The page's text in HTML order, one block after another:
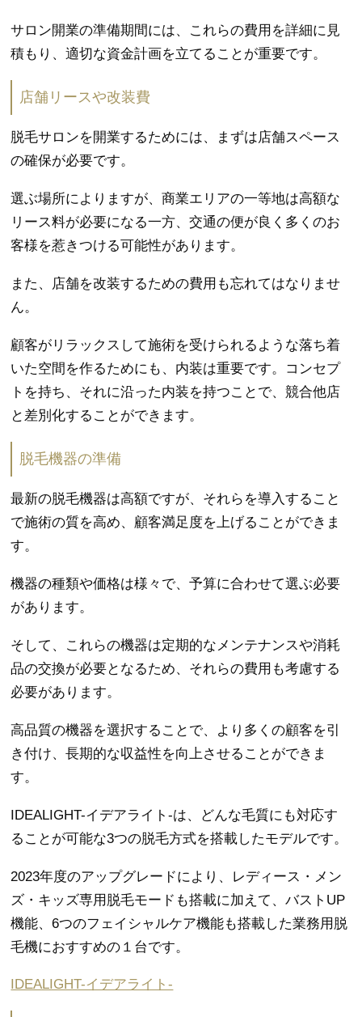
サロン開業の準備期間には、これらの費用を詳細に見
積もり、適切な資金計画を立てることが重要です。
店舗リースや改装費
脱毛サロンを開業するためには、まずは店舗スペース
の確保が必要です。
選ぶ場所によりますが、商業エリアの一等地は高額な
リース料が必要になる一方、交通の便が良く多くのお
客様を惹きつける可能性があります。
また、店舗を改装するための費用も忘れてはなりませ
ん。
顧客がリラックスして施術を受けられるような落ち着
いた空間を作るためにも、内装は重要です。コンセプ
トを持ち、それに沿った内装を持つことで、競合他店
と差別化することができます。
脱毛機器の準備
最新の脱毛機器は高額ですが、それらを導入すること
で施術の質を高め、顧客満足度を上げることができま
す。
機器の種類や価格は様々で、予算に合わせて選ぶ必要
があります。
そして、これらの機器は定期的なメンテナンスや消耗
品の交換が必要となるため、それらの費用も考慮する
必要があります。
高品質の機器を選択することで、より多くの顧客を引
き付け、長期的な収益性を向上させることができま
す。
IDEALIGHT-イデアライト-は、どんな毛質にも対応す
ることが可能な3つの脱毛方式を搭載したモデルです。
2023年度のアップグレードにより、レディース・メン
ズ・キッズ専用脱毛モードも搭載に加えて、バストUP
機能、6つのフェイシャルケア機能も搭載した業務用脱
毛機におすすめの１台です。
IDEALIGHT-イデアライト-